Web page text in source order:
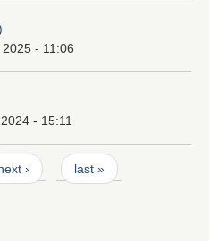
- 11:06
- 15:11
› last »